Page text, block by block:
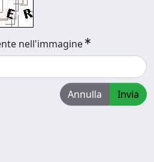
nell'immagine
Annulla Invia